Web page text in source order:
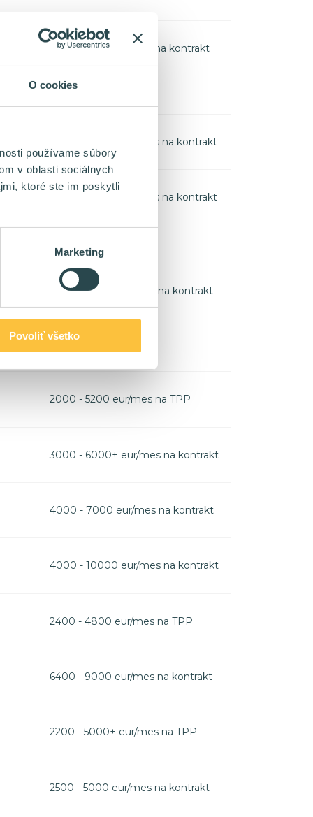
O cookies
používame súbory
v oblasti sociálnych
ktoré ste im poskytli
Marketing
Povoliť všetko
1900 - 5800 eur/mes na kontrakt
5000 - 7600+ eur/mes na kontrakt
3600 - 6000+ eur/mes na kontrakt
4400 - 7000 eur/mes na kontrakt
2000 - 5200 eur/mes na TPP
3000 - 6000+ eur/mes na kontrakt
4000 - 7000 eur/mes na kontrakt
4000 - 10000 eur/mes na kontrakt
2400 - 4800 eur/mes na TPP
6400 - 9000 eur/mes na kontrakt
2200 - 5000+ eur/mes na TPP
2500 - 5000 eur/mes na kontrakt